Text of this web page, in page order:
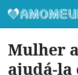
Mulher
ajudá-la